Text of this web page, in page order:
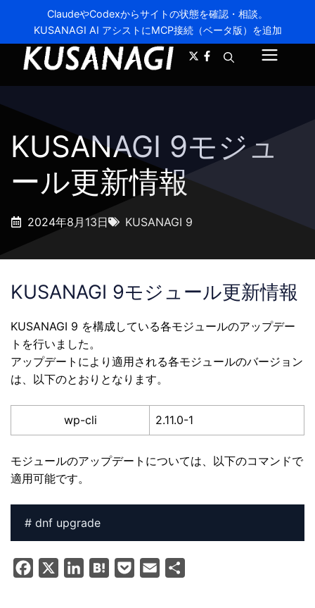
ClaudeやCodexからサイトの状態を確認・相談。
KUSANAGI AI アシストにMCP接続（ベータ版）を追加
ニ
KUSANAGI 9モジュ
ール更新情報
2024年8月13日 KUSANAGI 9
KUSANAGI 9モジュール更新情報
KUSANAGI 9 を構成している各モジュールのアップデー
トを行いました。
アップデートにより適用される各モジュールのバージョン
は、以下のとおりとなります。
wp-cli 2.11.0-1
モジュールのアップデートについては、以下のコマンドで
適用可能です。
# dnf upgrade
A- A+